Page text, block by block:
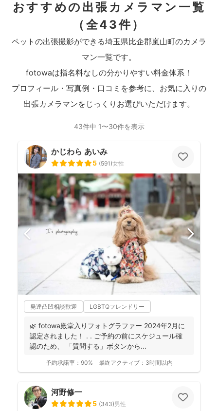
おすすめの出張カメラマン一覧
（全43件）
ペットの出張撮影ができる埼玉県比企郡嵐山町のカメラ
マン一覧です。
fotowaは指名料なしの分かりやすい料金体系！
プロフィール・写真例・口コミを参考に、お気に入りの
出張カメラマンをじっくりお選びいただけます。
43件中 1〜30件を表示
かじわら あいみ
5 (591)女性
発達凸凹相談歓迎 LGBTQフレンドリー
🌿 fotowa殿堂入りフォトグラファー 2024年2月に
認定されました！ . . ご予約の前にスケジュール確
認のため、 「質問する」ボタンから...
予約承諾率： 90% 最終アクティブ： 3時間以内
河野修一
5 (343)男性